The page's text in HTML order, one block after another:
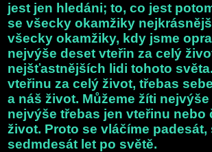
jest jen hledáni; to, co jest
se všecky okamžiky
všecky okamžiky, kdy jsme
nejvýše deset vteřin za celý
nejšťastnějších lidi tohoto
vteřinu za celý život, třebas
a náš život. Můžeme žíti
nejvýše třebas jen vteřinu nebo
život. Proto se vláčíme padesát,
sedmdesát let po světě.